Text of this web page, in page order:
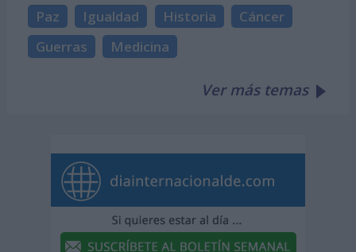
Paz Igualdad Historia
Cáncer
Guerras
Medicina
Ver más temas